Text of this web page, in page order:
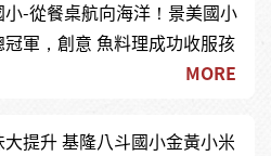
小-從餐桌航向海洋！景美國小
冠軍，創意 魚料理成功收服孩
MORE
大提升 基隆八斗國小金黃小米